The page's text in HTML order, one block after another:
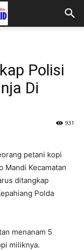
Polisi
Di
931
petani kopi
Mandi Kecamatan
ditangkap
Polda
menanam 5
miliknya.